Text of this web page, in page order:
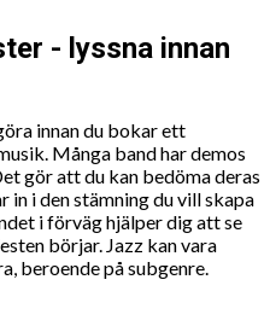
- lyssna innan
innan du bokar ett
Många band har demos
gör att du kan bedöma deras
in i den stämning du vill skapa
i förväg hjälper dig att se
börjar. Jazz kan vara
beroende på subgenre.